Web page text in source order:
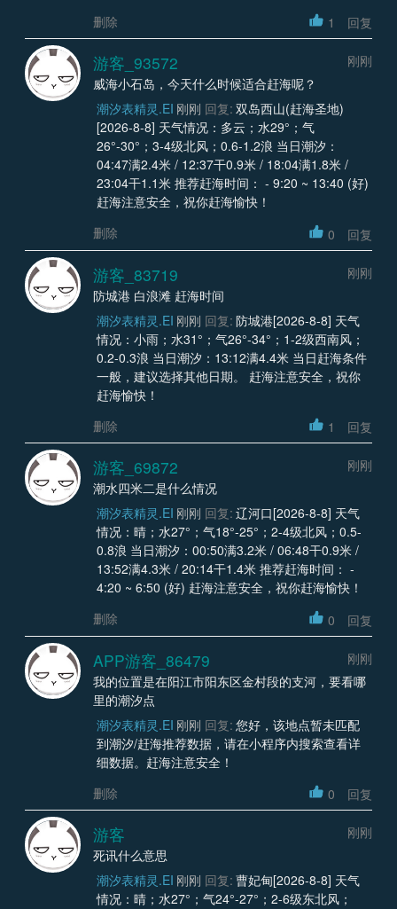
删除
1 回复
游客_93572
刚刚
威海小石岛，今天什么时候适合赶海呢？
潮汐表精灵.EI 刚刚 回复: 双岛西山(赶海圣地)
[2026-8-8] 天气情况：多云；水29°；气
26°-30°；3-4级北风；0.6-1.2浪 当日潮汐：
04:47满2.4米 / 12:37干0.9米 / 18:04满1.8米 /
23:04干1.1米 推荐赶海时间： - 9:20 ~ 13:40 (好)
赶海注意安全，祝你赶海愉快！
删除
0 回复
游客_83719
刚刚
防城港 白浪滩 赶海时间
潮汐表精灵.EI 刚刚 回复: 防城港[2026-8-8] 天气
情况：小雨；水31°；气26°-34°；1-2级西南风；
0.2-0.3浪 当日潮汐：13:12满4.4米 当日赶海条件
一般，建议选择其他日期。 赶海注意安全，祝你
赶海愉快！
删除
1 回复
游客_69872
刚刚
潮水四米二是什么情况
潮汐表精灵.EI 刚刚 回复: 辽河口[2026-8-8] 天气
情况：晴；水27°；气18°-25°；2-4级北风；0.5-
0.8浪 当日潮汐：00:50满3.2米 / 06:48干0.9米 /
13:52满4.3米 / 20:14干1.4米 推荐赶海时间： -
4:20 ~ 6:50 (好) 赶海注意安全，祝你赶海愉快！
删除
0 回复
APP游客_86479
刚刚
我的位置是在阳江市阳东区金村段的支河，要看哪
里的潮汐点
潮汐表精灵.EI 刚刚 回复: 您好，该地点暂未匹配
到潮汐/赶海推荐数据，请在小程序内搜索查看详
细数据。赶海注意安全！
删除
0 回复
游客
刚刚
死讯什么意思
潮汐表精灵.EI 刚刚 回复: 曹妃甸[2026-8-8] 天气
情况：晴；水27°；气24°-27°；2-6级东北风；